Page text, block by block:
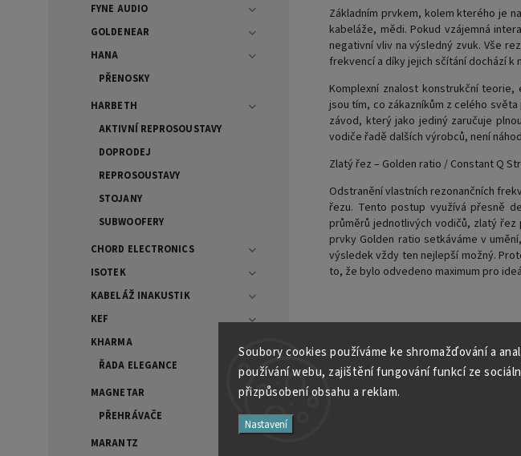
Soubory cookies používáme ke shromažďování a
používání webu, zajištění fungování funkcí ze
přizpůsobení obsahu a reklam.
Nastavení
FYNE AUDIO
GOLDENEAR
HANA
PŘENOSKY
HARBETH
AKTIVNÍ REPROSOUSTAVY
DOPRODEJ
REPROSOUSTAVY
STOJANY
SUBWOOFERY
CHORD ELECTRONICS
ISOTEK
KABELÁŽ INAKUSTIK
KEF
KHARMA
ŘADA ELEGANCE
MAGNETAR
PŘEHRÁVAČE
MARANTZ
Základním prvkem, kolem kterého je
kabeláže, mědi. Pokud vzájemná
negativní vliv na výsledný zvuk. Vše
frekvencí a díky jejich sčítání dochází k
Komplexní znalost konstrukční
jsou tím, co zákazníkům z celého
závod, který jako jediný zaručuje
vodiče řadě dalších výrobců, není
Zlatý řez – Golden ratio / Constant Q
Odstranění vlastních rezonančních
řezu. Tento postup využívá přesně
průměrů jednotlivých vodičů, zlatý
prvky Golden ratio setkáváme v
výsledek vždy ten nejlepší možný.
to, že bylo odvedeno maximum pro